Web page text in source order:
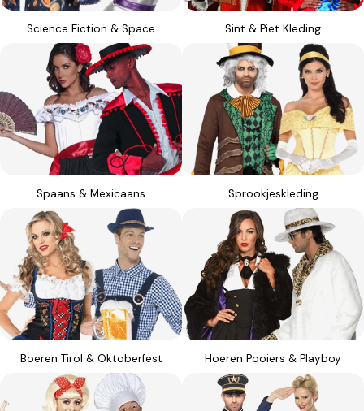
Science Fiction & Space Sint & Piet Kleding
Spaans & Mexicaans Sprookjeskleding
Boeren Tirol & Oktoberfest Hoeren Pooiers & Playboy